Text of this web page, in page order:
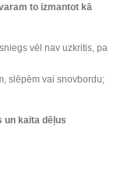
to izmantot kā
vēl nav uzkritis, pa
slēpēm vai snovbordu;
un kaita dēļus